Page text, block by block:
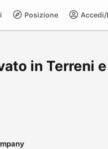
Posizione
in Terreni